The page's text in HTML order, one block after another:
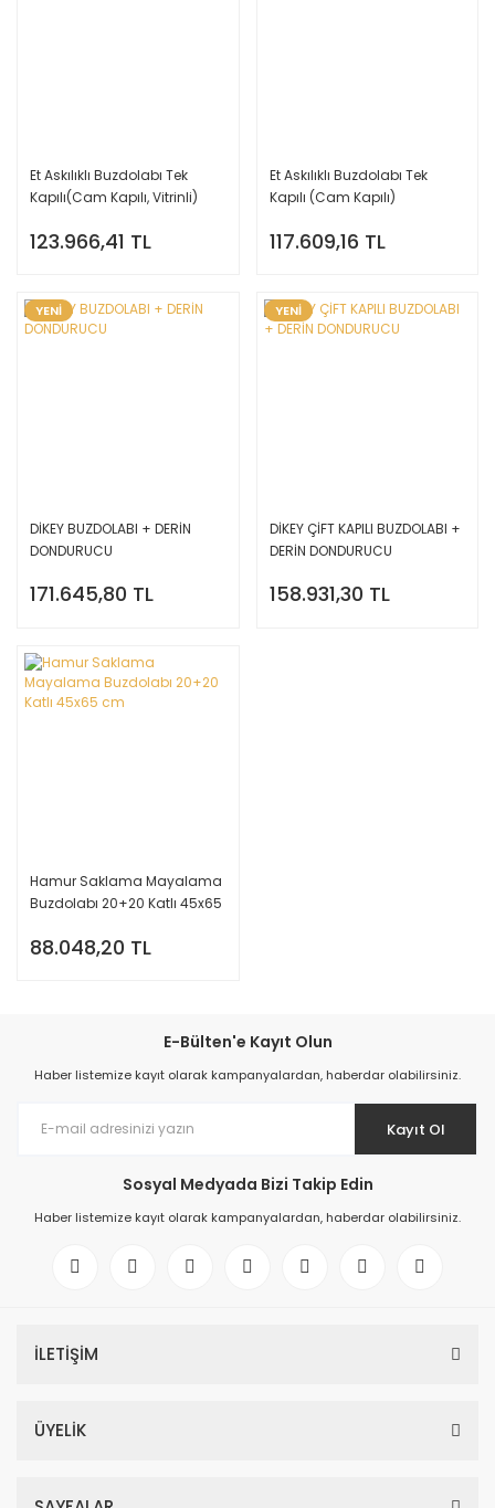
Et Askılıklı Buzdolabı Tek
Kapılı(Cam Kapılı, Vitrinli)
123.966,41 TL
Et Askılıklı Buzdolabı Tek
Kapılı (Cam Kapılı)
117.609,16 TL
YENİ
DİKEY BUZDOLABI + DERİN
DONDURUCU
171.645,80 TL
YENİ
DİKEY ÇİFT KAPILI BUZDOLABI +
DERİN DONDURUCU
158.931,30 TL
Hamur Saklama Mayalama
Buzdolabı 20+20 Katlı 45x65
88.048,20 TL
E-Bülten'e Kayıt Olun
Haber listemize kayıt olarak kampanyalardan, haberdar olabilirsiniz.
Kayıt Ol
Sosyal Medyada Bizi Takip Edin
Haber listemize kayıt olarak kampanyalardan, haberdar olabilirsiniz.
İLETİŞİM
ÜYELİK